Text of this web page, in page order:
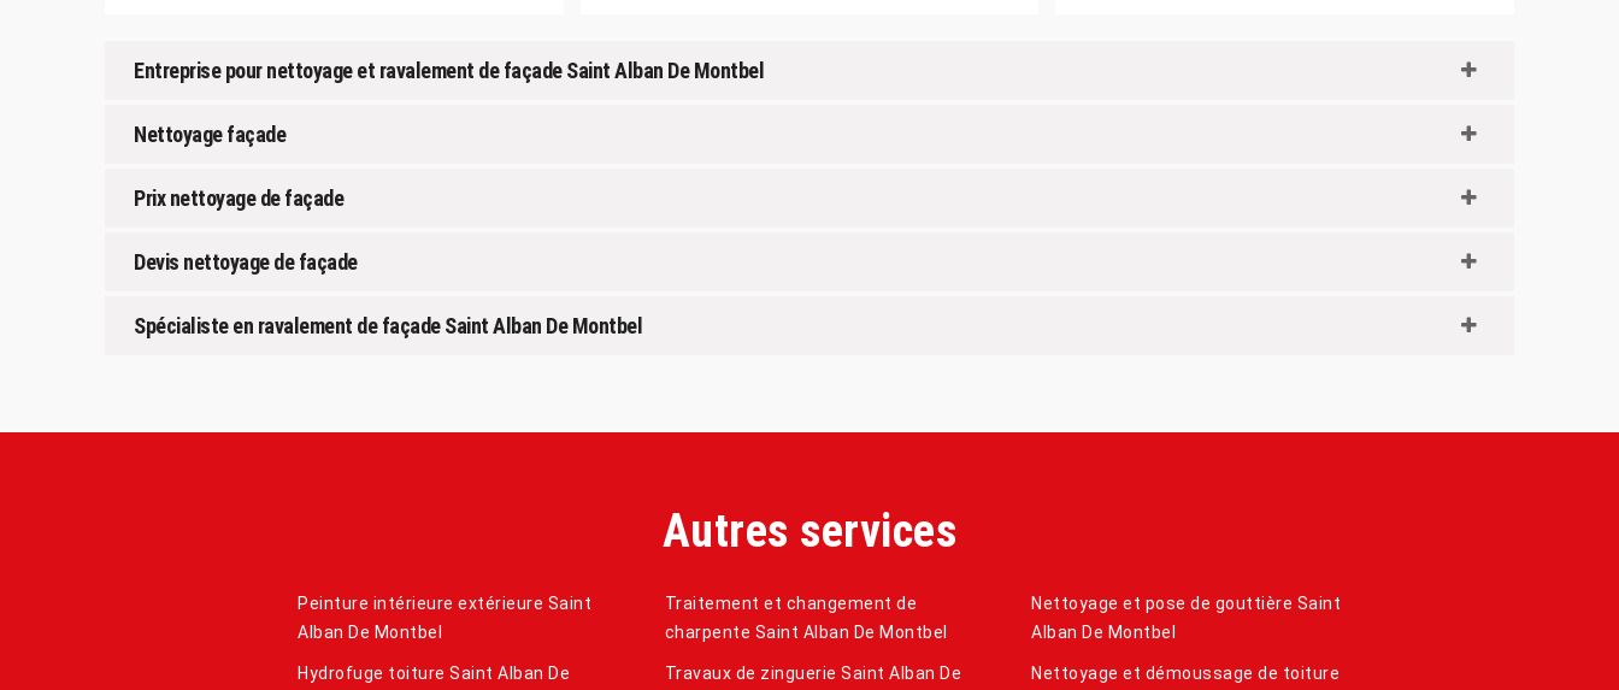
Entreprise pour nettoyage et ravalement de façade Saint Alban De Montbel
Nettoyage façade
Prix nettoyage de façade
Devis nettoyage de façade
Spécialiste en ravalement de façade Saint Alban De Montbel
Autres services
Peinture intérieure extérieure Saint
Alban De Montbel
Hydrofuge toiture Saint Alban De
Traitement et changement de
charpente Saint Alban De Montbel
Travaux de zinguerie Saint Alban De
Nettoyage et pose de gouttière Saint
Alban De Montbel
Nettoyage et démoussage de toiture